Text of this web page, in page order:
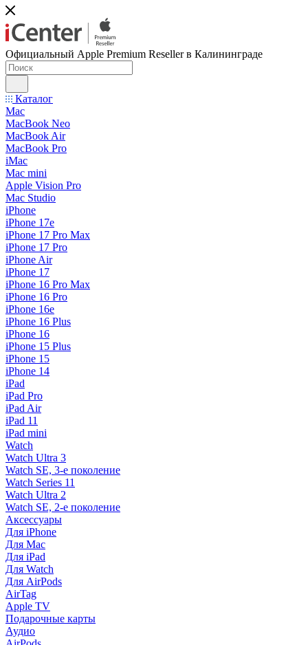
Официальный Apple Premium Reseller в Калининграде
Каталог
Mac
MacBook Neo
MacBook Air
MacBook Pro
iMac
Mac mini
Apple Vision Pro
Mac Studio
iPhone
iPhone 17e
iPhone 17 Pro Max
iPhone 17 Pro
iPhone Air
iPhone 17
iPhone 16 Pro Max
iPhone 16 Pro
iPhone 16e
iPhone 16 Plus
iPhone 16
iPhone 15 Plus
iPhone 15
iPhone 14
iPad
iPad Pro
iPad Air
iPad 11
iPad mini
Watch
Watch Ultra 3
Watch SE, 3-е поколение
Watch Series 11
Watch Ultra 2
Watch SE, 2-е поколение
Аксессуары
Для iPhone
Для Mac
Для iPad
Для Watch
Для AirPods
AirTag
Apple TV
Подарочные карты
Аудио